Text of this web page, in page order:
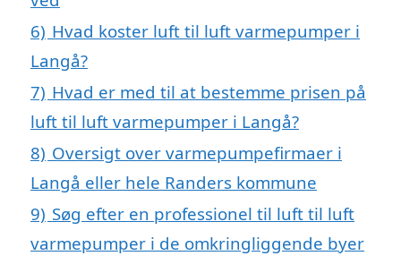
6) Hvad koster luft til luft varmepumper i
Langå?
7) Hvad er med til at bestemme prisen på
luft til luft varmepumper i Langå?
8) Oversigt over varmepumpefirmaer i
Langå eller hele Randers kommune
9) Søg efter en professionel til luft til luft
varmepumper i de omkringliggende byer